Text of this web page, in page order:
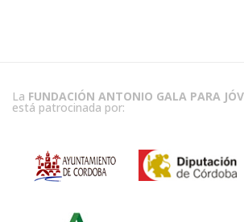
La FUNDACIÓN ANTONIO GALA PARA
está patrocinada por: